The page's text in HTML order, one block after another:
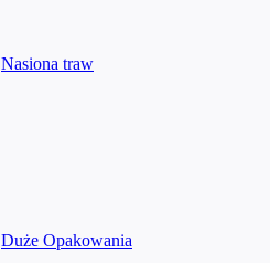
Nasiona traw
Duże Opakowania